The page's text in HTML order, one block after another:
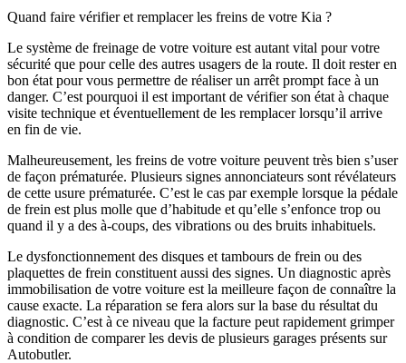
Quand faire vérifier et remplacer les freins de votre Kia ?
Le système de freinage de votre voiture est autant vital pour votre
sécurité que pour celle des autres usagers de la route. Il doit rester en
bon état pour vous permettre de réaliser un arrêt prompt face à un
danger. C’est pourquoi il est important de vérifier son état à chaque
visite technique et éventuellement de les remplacer lorsqu’il arrive
en fin de vie.
Malheureusement, les freins de votre voiture peuvent très bien s’user
de façon prématurée. Plusieurs signes annonciateurs sont révélateurs
de cette usure prématurée. C’est le cas par exemple lorsque la pédale
de frein est plus molle que d’habitude et qu’elle s’enfonce trop ou
quand il y a des à-coups, des vibrations ou des bruits inhabituels.
Le dysfonctionnement des disques et tambours de frein ou des
plaquettes de frein constituent aussi des signes. Un diagnostic après
immobilisation de votre voiture est la meilleure façon de connaître la
cause exacte. La réparation se fera alors sur la base du résultat du
diagnostic. C’est à ce niveau que la facture peut rapidement grimper
à condition de comparer les devis de plusieurs garages présents sur
Autobutler.